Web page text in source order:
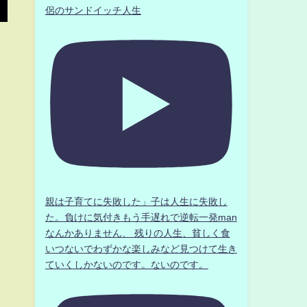
侶のサンドイッチ人生
親は子育てに失敗した」子は人生に失敗し
た。負けに気付きもう手遅れで逆転一発man
なんかありません、 残りの人生、貧しく食
いつないでわずかな楽しみなど見つけて生き
ていくしかないのです。ないのです。